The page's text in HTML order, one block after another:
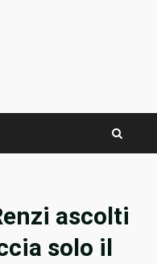
ascolti
solo il